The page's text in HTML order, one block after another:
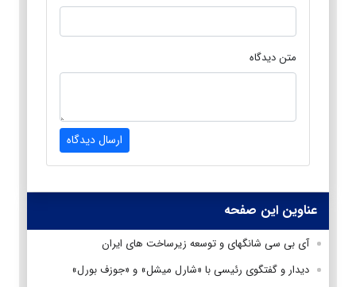
متن دیدگاه
ارسال دیدگاه
عناوین این صفحه
آی بی سی شانگهای و توسعه زیرساخت های ایران
دیدار و گفتگوی رئیسی با «شارل میشل» و «جوزف بورل»